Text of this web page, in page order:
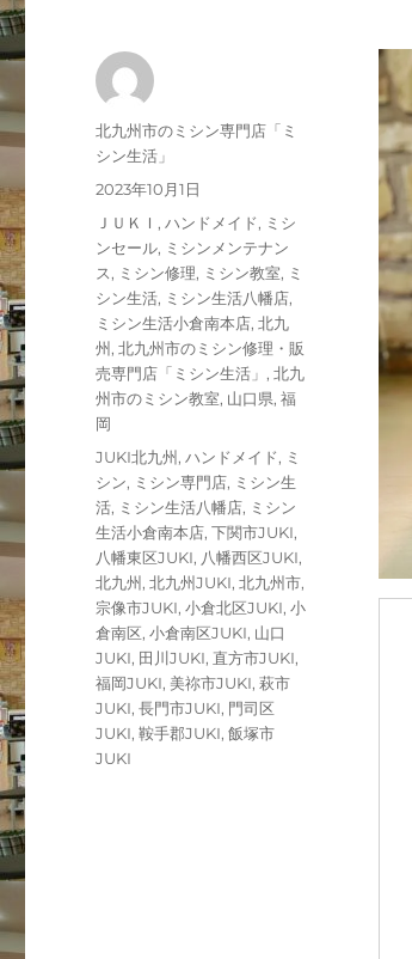
投
稿
北九州市のミシン専門店「ミ
シン生活」
投
2023年10月1日
カ
テ
ゴ
リ
ー
ＪＵＫＩ ,ハンドメイド, ミシ
ンセール, ミシンメンテナン
ス, ミシン修理, ミシン教室, ミ
シン生活, ミシン生活八幡店,
ミシン生活小倉南本店,北九
州 ,北九州市のミシン修理・販
売専門店「ミシン生活」 ,北九
州市のミシン教室, 山口県,福
岡
タ
グ
JUKI北九州 ,ハンドメイド, ミ
シン, ミシン専門店, ミシン生
活, ミシン生活八幡店, ミシン
生活小倉南本店,下関市JUKI,
八幡東区JUKI, 八幡西区JUKI,
北九州 ,北九州JUKI,北九州市,
宗像市JUKI,小倉北区JUKI,小
倉南区,小倉南区JUKI, 山口
JUKI, 田川JUKI, 直方市JUKI,
福岡JUKI, 美祢市JUKI,萩市
JUKI,長門市JUKI, 門司区
JUKI,鞍手郡JUKI,飯塚市
JUKI